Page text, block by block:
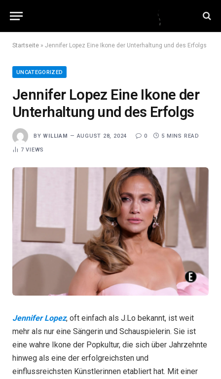
Startseite » Jennifer Lopez Eine Ikone der Unterhaltung und des Erfolgs
UNCATEGORIZED
Jennifer Lopez Eine Ikone der
Unterhaltung und des Erfolgs
BY WILLIAM AUGUST 28, 2024 0 5 MINS READ
7VIEWS
Jennifer Lopez, oft einfach als J.Lo bekannt, ist weit
mehr als nur eine Sängerin und Schauspielerin. Sie ist
eine wahre Ikone der Popkultur, die sich über Jahrzehnte
hinweg als eine der erfolgreichsten und
einflussreichsten Künstlerinnen etabliert hat. Mit einer